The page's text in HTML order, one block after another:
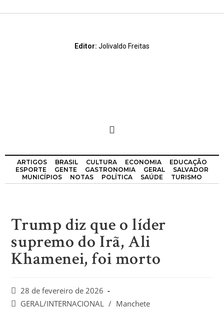
Editor: Jolivaldo Freitas
ARTIGOS BRASIL CULTURA ECONOMIA
EDUCAÇÃO
ESPORTE
GENTE GASTRONOMIA GERAL
SALVADOR
MUNICÍPIOS
NOTAS POLÍTICA SAÚDE TURISMO
Trump diz que o líder
supremo do Irã, Ali
Khamenei, foi morto
28 de fevereiro de 2026
GERAL/INTERNACIONAL / Manchete